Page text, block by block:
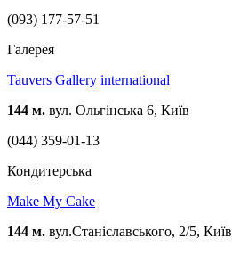
(093) 177-57-51
Галерея
Tauvers Gallery international
144 м. вул. Ольгінська 6, Київ
(044) 359-01-13
Кондитерська
Make My Cake
144 м. вул.Станіславського, 2/5, Київ